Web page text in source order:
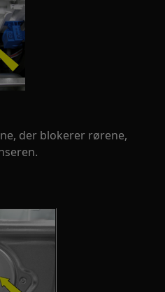
der blokerer rørene,